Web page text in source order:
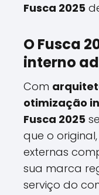
Fusca 2025
O Fusca
interno
Com
otimização
Fusca 2025
que o
externas
sua marca
serviço do